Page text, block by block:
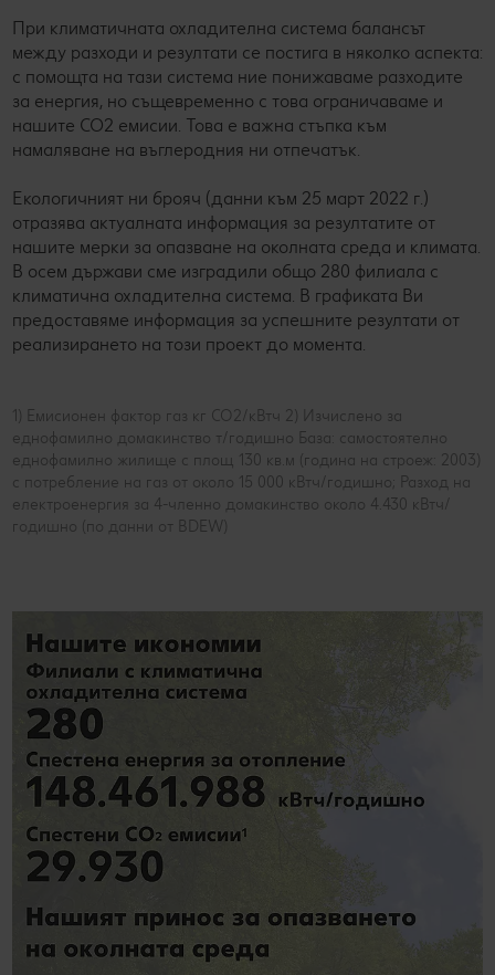
При климатичната охладителна система балансът
между разходи и резултати се постига в няколко аспекта:
с помощта на тази система ние понижаваме разходите
за енергия, но същевременно с това ограничаваме и
нашите CO2 емисии. Това е важна стъпка към
намаляване на въглеродния ни отпечатък.
Екологичният ни брояч (данни към 25 март 2022 г.)
отразява актуалната информация за резултатите от
нашите мерки за опазване на околната среда и климата.
В осем държави сме изградили общо 280 филиала с
климатична охладителна система. В графиката Ви
предоставяме информация за успешните резултати от
реализирането на този проект до момента.
1) Емисионен фактор газ кг СО2/кВтч 2) Изчислено за
еднофамилно домакинство т/годишно База: самостоятелно
еднофамилно жилище с площ 130 кв.м (година на строеж: 2003)
с потребление на газ от около 15 000 кВтч/годишно; Разход на
електроенергия за 4-членно домакинство около 4.430 кВтч/
годишно (по данни от BDEW)